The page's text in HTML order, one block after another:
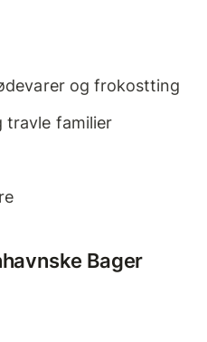
og frokostting
travle familier
Bager